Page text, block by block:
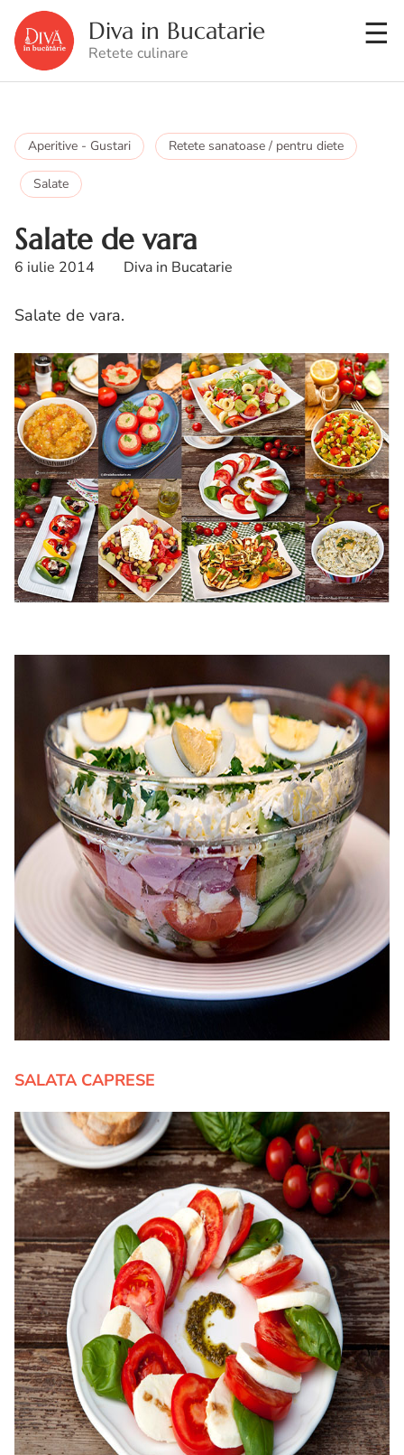
Diva in Bucatarie
Retete culinare
Aperitive - Gustari Retete sanatoase / pentru diete
Salate
Salate de vara
6 iulie 2014 Diva in Bucatarie
Salate de vara.
SALATA CAPRESE